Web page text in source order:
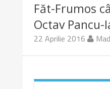
Făt-Frumos
Octav Pancu-
22 Aprilie 2016